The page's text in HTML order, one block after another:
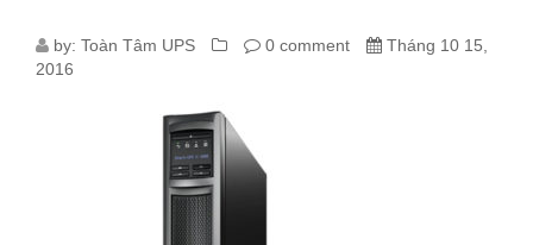
BO-
by: Toàn Tâm UPS 0 comment
Tháng 10 15,
2016